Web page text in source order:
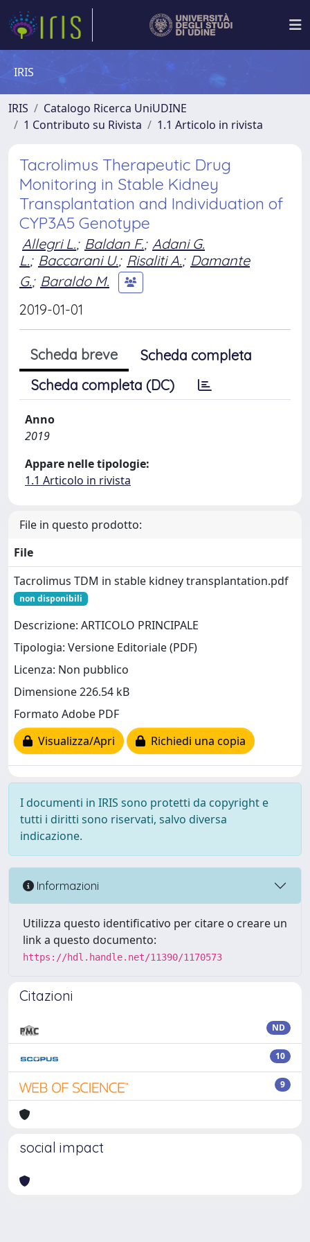
IRIS
IRIS
Catalogo Ricerca UniUDINE
1 Contributo su Rivista
1.1 Articolo in rivista
Tacrolimus Therapeutic Drug
Monitoring in Stable Kidney
Transplantation and Individuation of
CYP3A5 Genotype
Allegri L.; Baldan F.; Adani G.
L.; Baccarani U.; Risaliti A.; Damante
G.; Baraldo M.
2019-01-01
Scheda breve
Scheda completa
Scheda completa (DC)
Anno
2019
Appare nelle tipologie:
1.1 Articolo in rivista
File in questo prodotto:
File
Tacrolimus TDM in stable kidney transplantation.pdf
non disponibili
Descrizione: ARTICOLO PRINCIPALE
Tipologia: Versione Editoriale (PDF)
Licenza: Non pubblico
Dimensione 226.54 kB
Formato Adobe PDF
Visualizza/Apri
Richiedi una copia
I documenti in IRIS sono protetti da copyright e
tutti i diritti sono riservati, salvo diversa
indicazione.
Informazioni
Utilizza questo identificativo per citare o creare un
link a questo documento:
https://hdl.handle.net/11390/1170573
Citazioni
ND
10
9
social impact